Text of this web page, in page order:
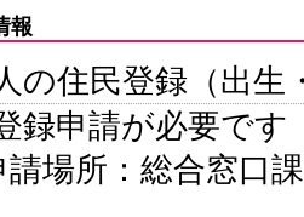
報
の住民登録（出生
録申請が必要です
場所：総合窓口課